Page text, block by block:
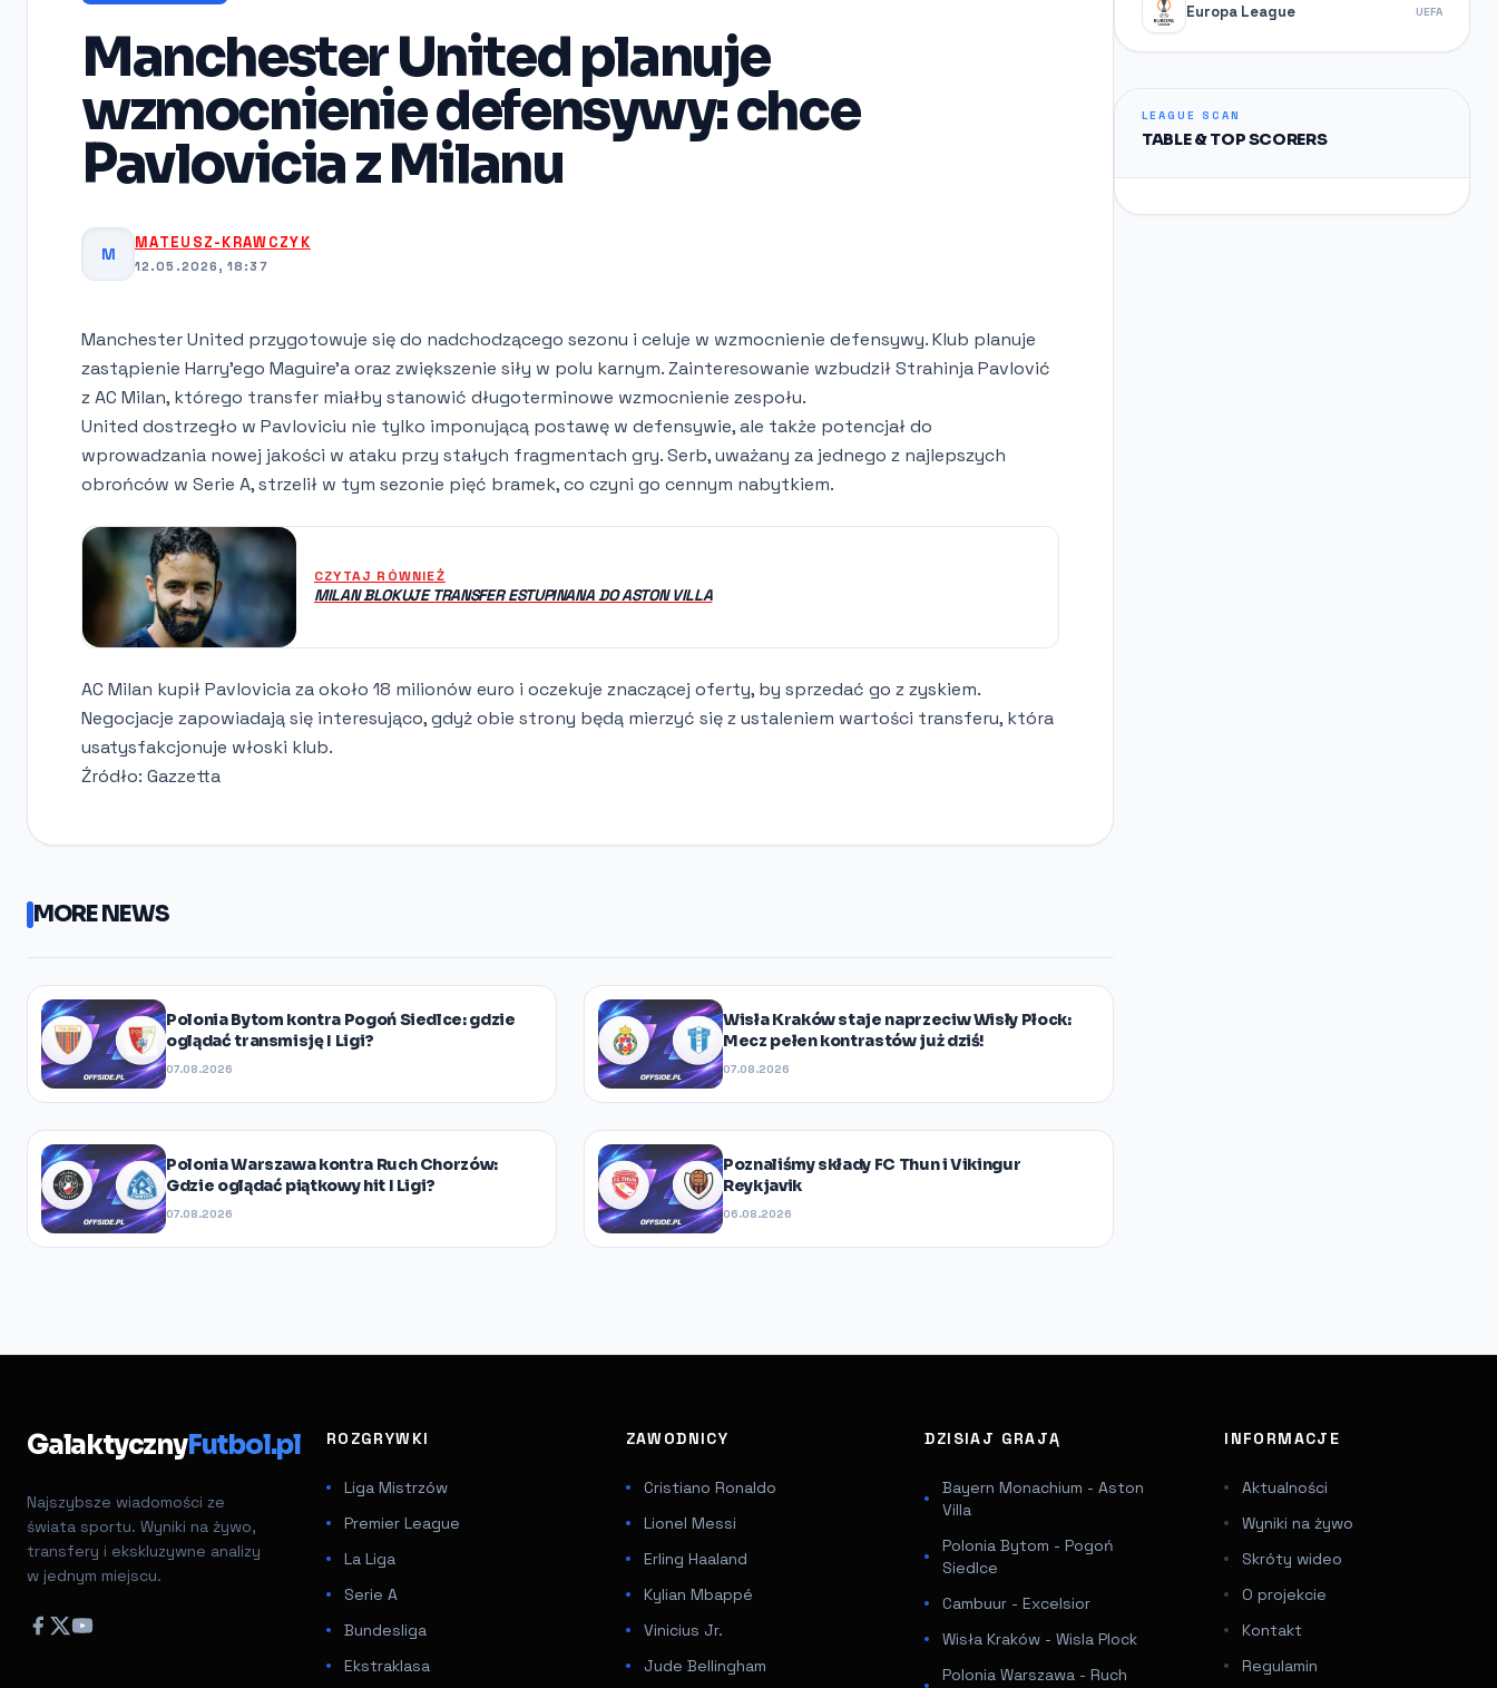
Manchester United planuje
wzmocnienie defensywy: chce
Pavlovicia z Milanu
M
MATEUSZ-KRAWCZYK
12.05.2026, 18:37
Manchester United przygotowuje się do nadchodzącego sezonu i celuje w wzmocnienie defensywy. Klub planuje
zastąpienie Harry'ego Maguire'a oraz zwiększenie siły w polu karnym. Zainteresowanie wzbudził Strahinja Pavlović
z AC Milan, którego transfer miałby stanowić długoterminowe wzmocnienie zespołu.
United dostrzegło w Pavloviciu nie tylko imponującą postawę w defensywie, ale także potencjał do
wprowadzania nowej jakości w ataku przy stałych fragmentach gry. Serb, uważany za jednego z najlepszych
obrońców w Serie A, strzelił w tym sezonie pięć bramek, co czyni go cennym nabytkiem.
CZYTAJ RÓWNIEŻ
MILAN BLOKUJE TRANSFER ESTUPINANA DO ASTON VILLA
AC Milan kupił Pavlovicia za około 18 milionów euro i oczekuje znaczącej oferty, by sprzedać go z zyskiem.
Negocjacje zapowiadają się interesująco, gdyż obie strony będą mierzyć się z ustaleniem wartości transferu, która
usatysfakcjonuje włoski klub.
Źródło: Gazzetta
MORE NEWS
Polonia Bytom kontra Pogoń Siedlce: gdzie
oglądać transmisję I Ligi?
07.08.2026
Wisła Kraków staje naprzeciw Wisły Płock:
Mecz pełen kontrastów już dziś!
07.08.2026
Polonia Warszawa kontra Ruch Chorzów:
Gdzie oglądać piątkowy hit I Ligi?
07.08.2026
Poznaliśmy składy FC Thun i Vikingur
Reykjavik
06.08.2026
Europa League UEFA
LEAGUE SCAN
TABLE & TOP SCORERS
GalaktycznyFutbol.pl
Najszybsze wiadomości ze
świata sportu. Wyniki na żywo,
transfery i ekskluzywne analizy
w jednym miejscu.
ROZGRYWKI
Liga Mistrzów
Premier League
La Liga
Serie A
Bundesliga
Ekstraklasa
ZAWODNICY
Cristiano Ronaldo
Lionel Messi
Erling Haaland
Kylian Mbappé
Vinicius Jr.
Jude Bellingham
DZISIAJ GRAJĄ
Bayern Monachium - Aston
Villa
Polonia Bytom - Pogoń
Siedlce
Cambuur - Excelsior
Wisła Kraków - Wisla Plock
Polonia Warszawa - Ruch
INFORMACJE
Aktualności
Wyniki na żywo
Skróty wideo
O projekcie
Kontakt
Regulamin